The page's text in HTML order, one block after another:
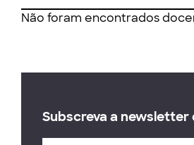
Não foram encontrados
Subscreva a newsletter